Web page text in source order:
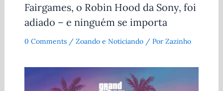
Fairgames, o Robin Hood da Sony, foi
adiado – e ninguém se importa
0 Comments / Zoando e Noticiando/ Por Zazinho